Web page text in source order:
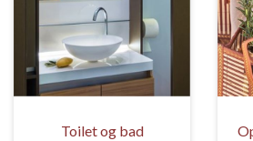
Toilet og bad